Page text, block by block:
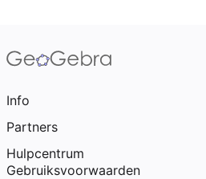
Info
Partners
Hulpcentrum
Gebruiksvoorwaarden